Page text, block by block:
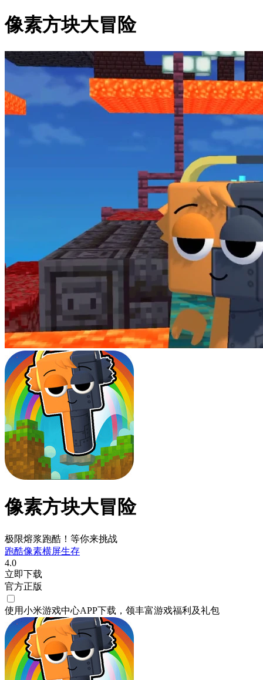
像素方块大冒险
像素方块大冒险
极限熔浆跑酷！等你来挑战
跑酷像素横屏生存
4.0
立即下载
官方正版
使用小米游戏中心APP下载 ，领丰富游戏福利 及礼包